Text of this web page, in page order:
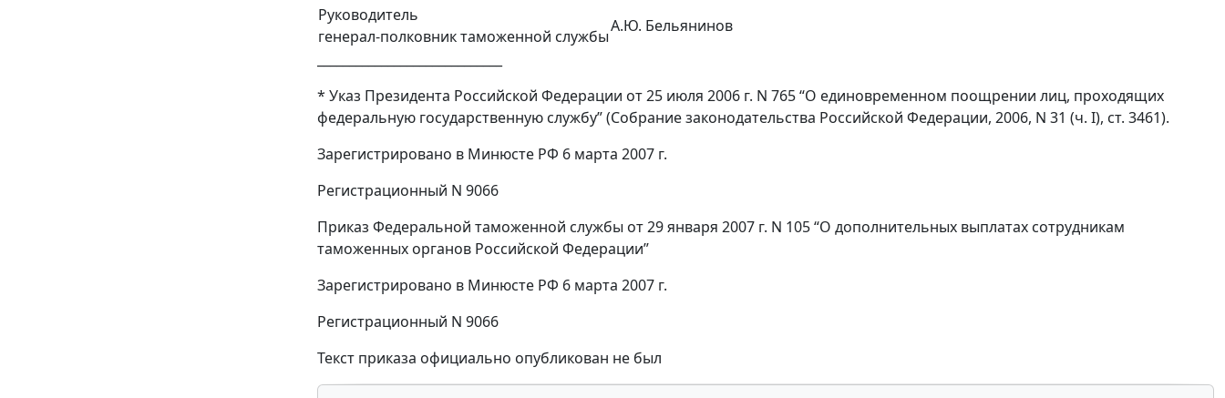
Руководитель
генерал-полковник таможенной службы
А.Ю. Бельянинов
* Указ Президента Российской Федерации от 25 июля 2006 г. N 765 “О единовременном поощрении лиц, проходящих
федеральную государственную службу” (Собрание законодательства Российской Федерации, 2006, N 31 (ч. I), ст. 3461).
Зарегистрировано в Минюсте РФ 6 марта 2007 г.
Регистрационный N 9066
Приказ Федеральной таможенной службы от 29 января 2007 г. N 105 “О дополнительных выплатах сотрудникам
таможенных органов Российской Федерации”
Зарегистрировано в Минюсте РФ 6 марта 2007 г.
Регистрационный N 9066
Текст приказа официально опубликован не был